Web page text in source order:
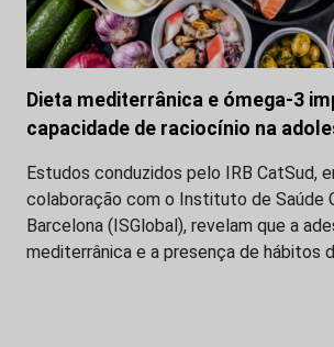
Dieta mediterrânica e ómega-3
capacidade de raciocínio na
Estudos conduzidos pelo IRB CatSud,
colaboração com o Instituto de Saúde
Barcelona (ISGlobal), revelam que a
mediterrânica e a presença de hábitos